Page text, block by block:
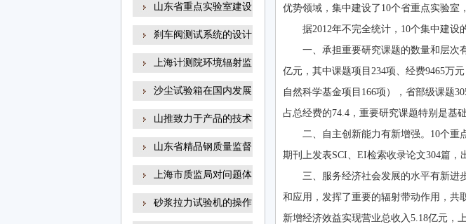
山东省重点实验室建设
刹车阀测试系统的设计
上海计测院环境辐射监
沙尘试验箱在国内发展
山推致力于产品的技术
山东省精品钢质量监督
上海市质监局对问题体
砂浆拉力试验机的操作
优势领域，集中建设了10个省重点实验室
据2012年不完全统计，10个集中建设
一、承担重要研究课题的数量和层次
亿元，其中课题项目234项、经费9465万
自然科学基金项目166项），省部级课题
占总经费的74.4，重要研究课题特别是基
二、自主创新能力有新增强。10个
期刊上发表SCI、EI检索收录论文304篇，
三、服务经济社会发展的水平有新进
和应用，发挥了重要的辐射带动作用，共
新增经济效益实现营业总收入5.18亿元，